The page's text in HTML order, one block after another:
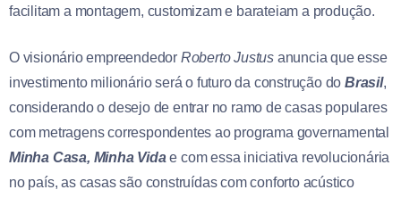
facilitam a montagem, customizam e barateiam a produção.
O visionário empreendedor Roberto Justus anuncia que esse
investimento milionário será o futuro da construção do Brasil,
considerando o desejo de entrar no ramo de casas populares
com metragens correspondentes ao programa governamental
Minha Casa, Minha Vidae com essa iniciativa revolucionária
no país, as casas são construídas com conforto acústico